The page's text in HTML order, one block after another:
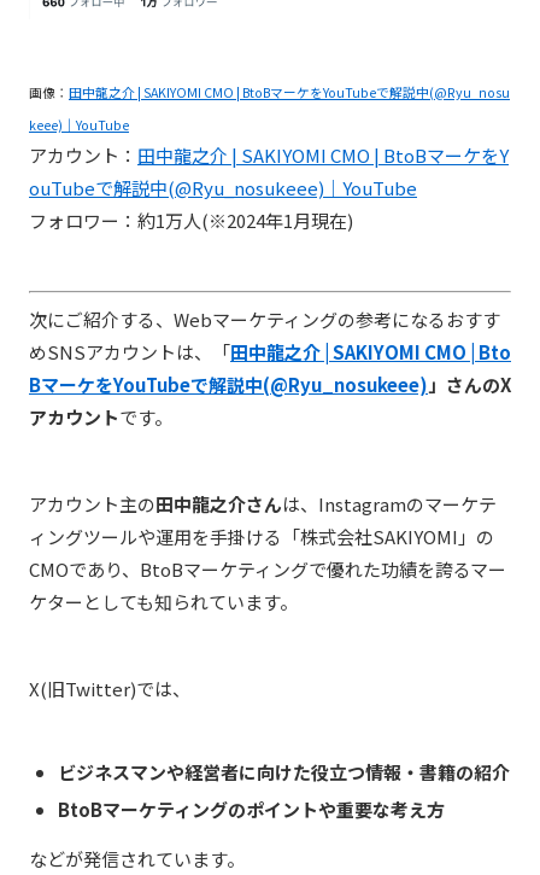
画像： 田中龍之介 | SAKIYOMI CMO | BtoBマーケをYouTubeで解説中(@Ryu_nosu
keee)｜YouTube
アカウント： 田中龍之介 | SAKIYOMI CMO | BtoBマーケをY
ouTubeで解説中(@Ryu_nosukeee)｜YouTube
フォロワー：約1万人(※2024年1月現在)
次にご紹介する、Webマーケティングの参考になるおすす
めSNSアカウントは、「田中龍之介 | SAKIYOMI CMO | Bto
BマーケをYouTubeで解説中(@Ryu_nosukeee)」さんのX
アカウントです。
アカウント主の田中龍之介さんは、Instagramのマーケテ
ィングツールや運用を手掛ける「株式会社SAKIYOMI」の
CMOであり、BtoBマーケティングで優れた功績を誇るマー
ケターとしても知られています。
X(旧Twitter)では、
ビジネスマンや経営者に向けた役立つ情報・書籍の紹介
BtoBマーケティングのポイントや重要な考え方
などが発信されています。